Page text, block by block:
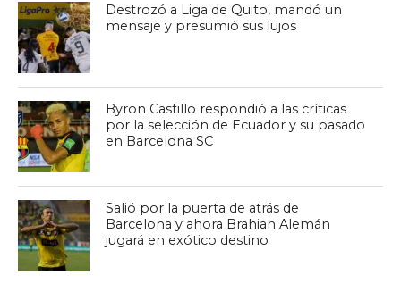
Destrozó a Liga de Quito, mandó un
mensaje y presumió sus lujos
Byron Castillo respondió a las críticas
por la selección de Ecuador y su pasado
en Barcelona SC
Salió por la puerta de atrás de
Barcelona y ahora Brahian Alemán
jugará en exótico destino